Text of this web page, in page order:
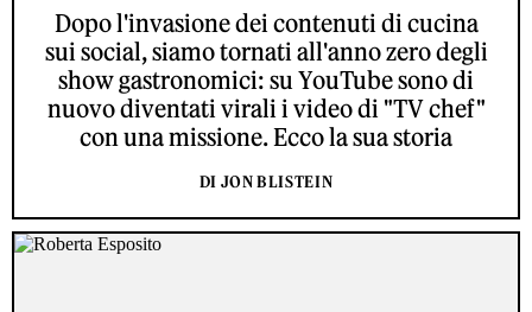
Dopo l'invasione dei contenuti di cucina
sui social, siamo tornati all'anno zero degli
show gastronomici: su YouTube sono di
nuovo diventati virali i video di "TV chef"
con una missione. Ecco la sua storia
DI JON BLISTEIN